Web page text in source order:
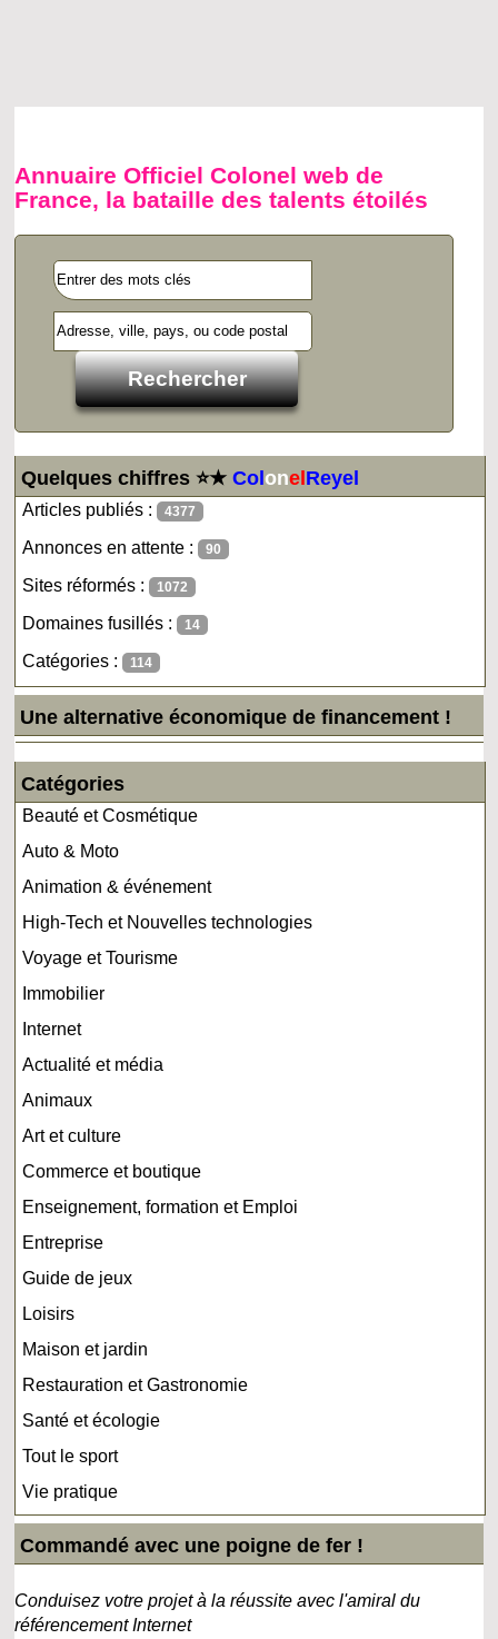
Annuaire Officiel Colonel web de
France, la bataille des talents étoilés
Quelques chiffres ⭐★ColonelReyel
Articles publiés : 4377
Annonces en attente : 90
Sites réformés : 1072
Domaines fusillés : 14
Catégories : 114
Une alternative économique de financement !
Catégories
Beauté et Cosmétique
Auto & Moto
Animation & événement
High-Tech et Nouvelles technologies
Voyage et Tourisme
Immobilier
Internet
Actualité et média
Animaux
Art et culture
Commerce et boutique
Enseignement, formation et Emploi
Entreprise
Guide de jeux
Loisirs
Maison et jardin
Restauration et Gastronomie
Santé et écologie
Tout le sport
Vie pratique
Commandé avec une poigne de fer !
Conduisez votre projet à la réussite avec l'amiral du
référencement Internet